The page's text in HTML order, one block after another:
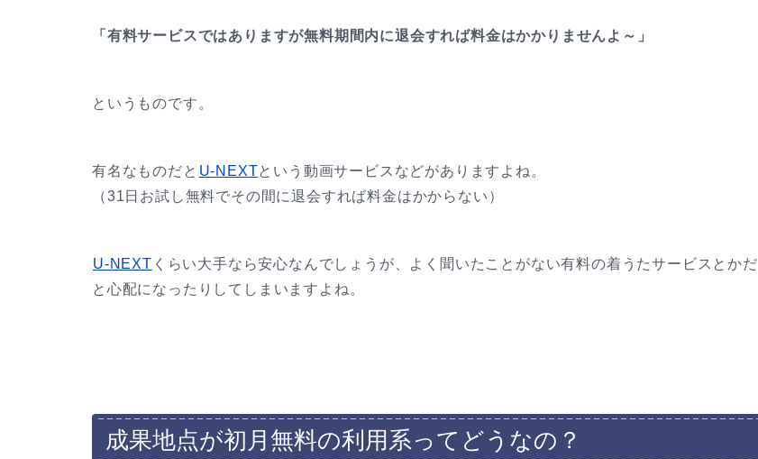
「有料サービスではありますが無料期間内に退会すれば料金はかかりませんよ～」
というものです。
有名なものだと U-NEXTという動画サービスなどがありますよね。
（31日お試し無料でその間に退会すれば料金はかからない）
U-NEXT くらい大手なら安心なんでしょうが、よく聞いたことがない有料の着うたサービスとかだ
と心配になったりしてしまいますよね。
成果地点が初月無料の利用系ってどうなの？